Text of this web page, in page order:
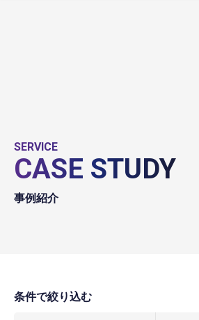
SERVICE
CASE STUDY
事例紹介
条件で絞り込む